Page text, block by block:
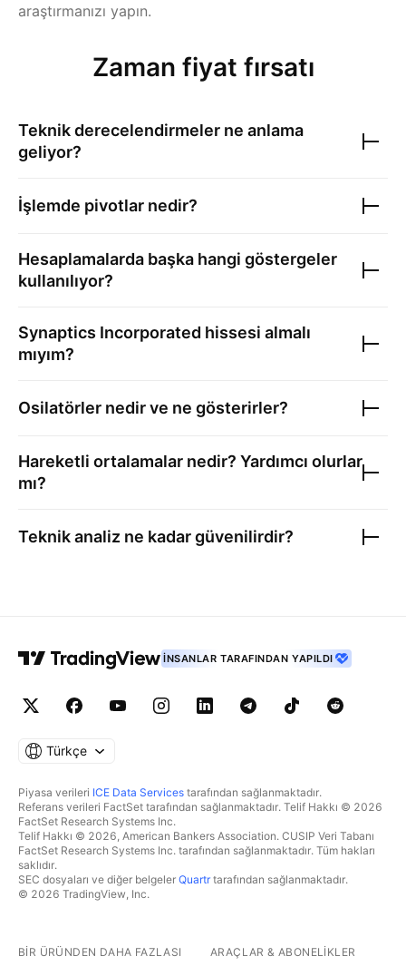
araştırmanızı yapın.
Zaman fiyat fırsatı
Teknik derecelendirmeler ne anlama
geliyor?
İşlemde pivotlar nedir?
Hesaplamalarda başka hangi göstergeler
kullanılıyor?
Synaptics Incorporated hissesi almalı
mıyım?
Osilatörler nedir ve ne gösterirler?
Hareketli ortalamalar nedir? Yardımcı olurlar
mı?
Teknik analiz ne kadar güvenilirdir?
İNSANLAR TARAFINDAN YAPILDI
Türkçe
Piyasa verileri ICE Data Services tarafından sağlanmaktadır.
Referans verileri FactSet tarafından sağlanmaktadır. Telif Hakkı © 2026
FactSet Research Systems Inc.
Telif Hakkı © 2026, American Bankers Association. CUSIP Veri Tabanı
FactSet Research Systems Inc. tarafından sağlanmaktadır. Tüm hakları
saklıdır.
SEC dosyaları ve diğer belgeler Quartrtarafından sağlanmaktadır.
© 2026 TradingView, Inc.
BIR ÜRÜNDEN DAHA FAZLASI ARAÇLAR & ABONELIKLER